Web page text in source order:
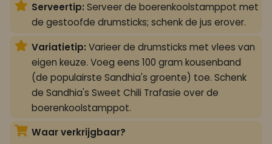
Serveertip: Serveer de boerenkoolstamppot met
de gestoofde drumsticks; schenk de jus erover.
Variatietip: Varieer de drumsticks met vlees van
eigen keuze. Voeg eens 100 gram kousenband
(de populairste Sandhia's groente) toe. Schenk
de Sandhia's Sweet Chili Trafasie over de
boerenkoolstamppot.
Waar verkrijgbaar?